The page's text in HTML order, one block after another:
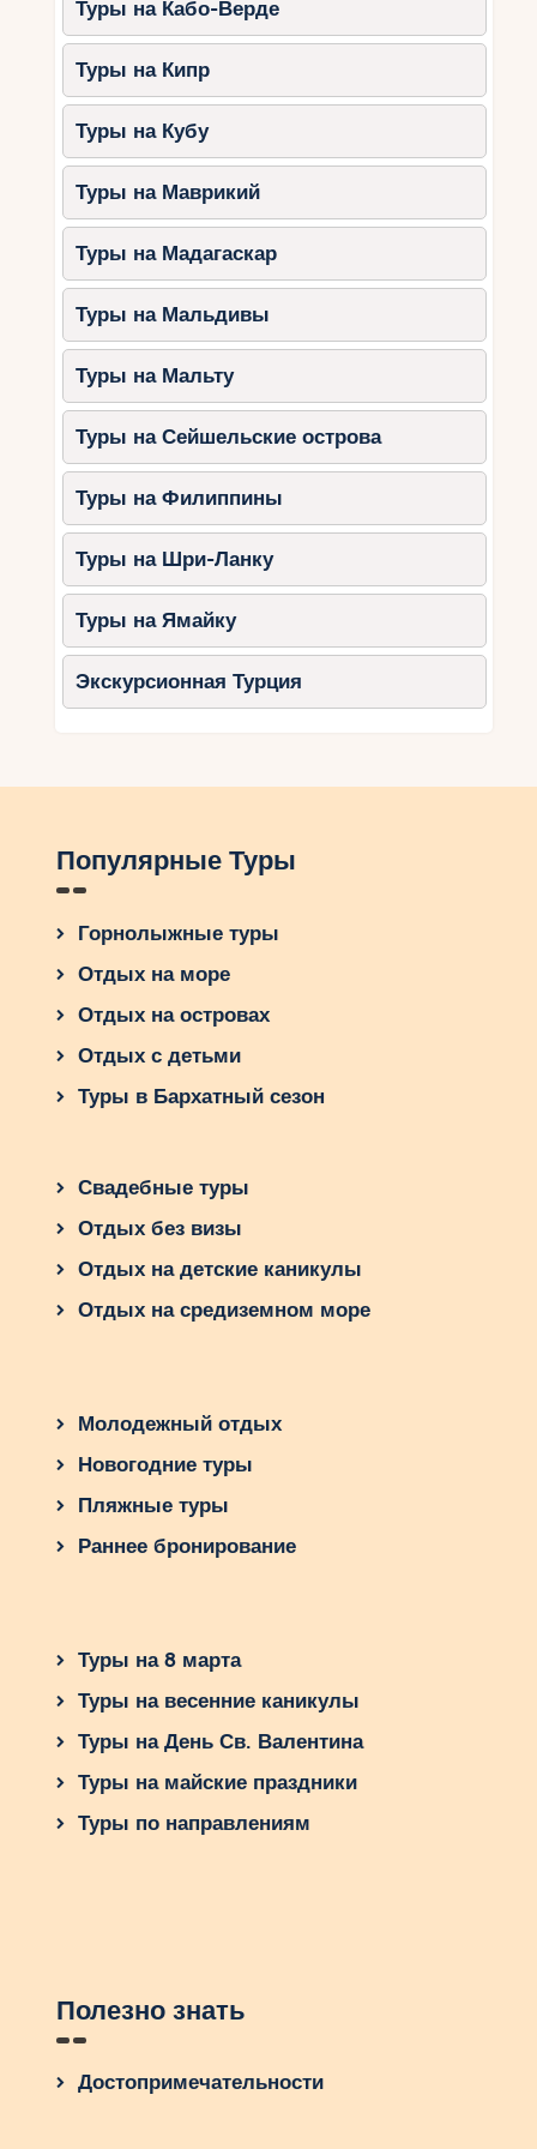
покорить высоты горных склонов и
наслаждаться прекрасными видами.
Зимний отдых в Черногории – это не только
расслабиться и насладиться тишиной и
красотой окружающей природы. Природа
Черногории в декабре просто чарующая, она
подарит незабываемые эмоции и
запоминающиеся моменты. Не упустите
возможность испытать уникальное сочетание
зимнего экстрима и живописных пейзажей.
Размышление: Какие еще страны сочетают в
себе горные лыжные курорты и близость к
морю?
Туры на Кабо-Верде
Туры на Кипр
Туры на Кубу
Туры на Маврикий
Туры на Мадагаскар
Туры на Мальдивы
Туры на Мальту
Туры на Сейшельские острова
Туры на Филиппины
Туры на Шри-Ланку
Туры на Ямайку
Экскурсионная Турция
Популярные Туры
Горнолыжные туры
Отдых на море
Отдых на островах
Отдых с детьми
Туры в Бархатный сезон
Свадебные туры
Отдых без визы
Отдых на детские каникулы
Отдых на средиземном море
Молодежный отдых
Новогодние туры
Пляжные туры
Раннее бронирование
Туры на 8 марта
Туры на весенние каникулы
Туры на День Св. Валентина
Туры на майские праздники
Туры по направлениям
Полезно знать
Достопримечательности